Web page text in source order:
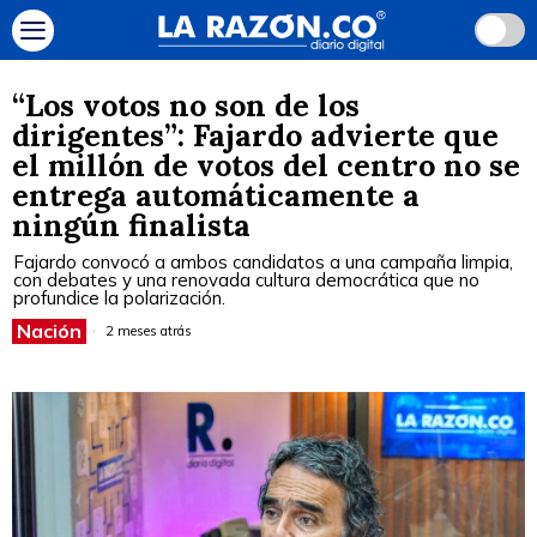
“Los votos no son de los
dirigentes”: Fajardo advierte que
el millón de votos del centro no se
entrega automáticamente a
ningún finalista
Fajardo convocó a ambos candidatos a una campaña limpia,
con debates y una renovada cultura democrática que no
profundice la polarización.
Nación 2 meses atrás